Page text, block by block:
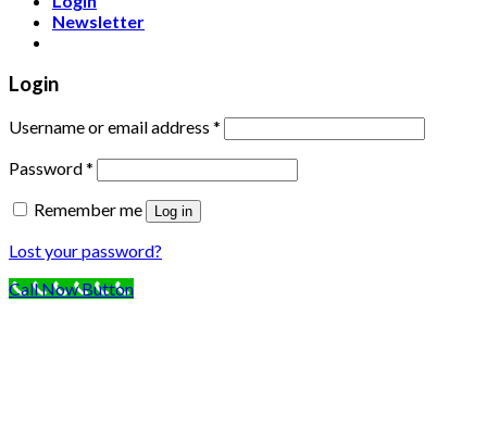
Newsletter
Login
Username or email address *
Password*
Remember me
Log in
Lost your password?
Call Now Button